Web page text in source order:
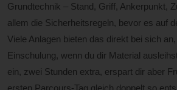
Grundtechnik – Stand, Griff, Ankerpunkt,
allem die Sicherheitsregeln, bevor es auf
Viele Anlagen bieten das direkt bei sich
Einschulung, wenn du dir Material
ein, zwei Stunden extra, erspart dir aber
ersten Parcours-Tag gleich doppelt so